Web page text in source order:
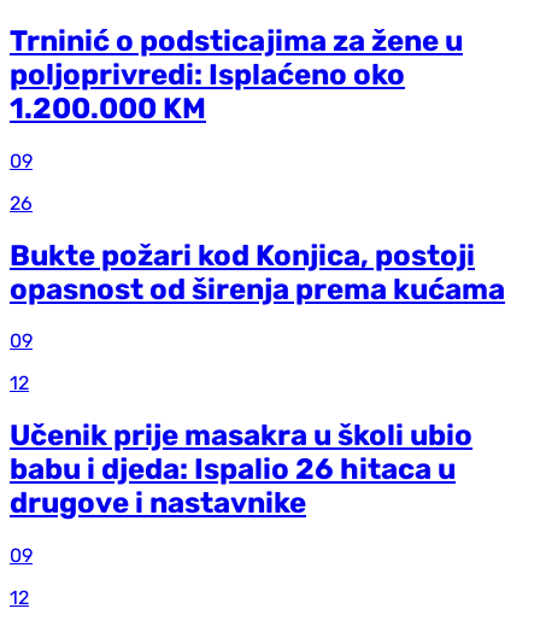
Trninić o podsticajima za žene u
poljoprivredi: Isplaćeno oko
1.200.000 KM
09
26
Bukte požari kod Konjica, postoji
opasnost od širenja prema kućama
09
12
Učenik prije masakra u školi ubio
babu i djeda: Ispalio 26 hitaca u
drugove i nastavnike
09
12